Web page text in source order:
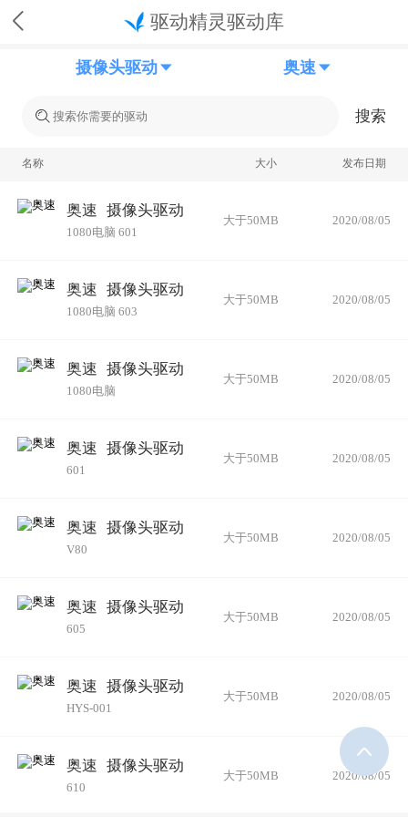
驱动精灵驱动库
摄像头驱动 奥速
搜索
名称 大小 发布日期
奥速 摄像头驱动
1080电脑 601
大于50MB 2020/08/05
奥速 摄像头驱动
1080电脑 603
大于50MB 2020/08/05
奥速 摄像头驱动
1080电脑
大于50MB 2020/08/05
奥速 摄像头驱动
601
大于50MB 2020/08/05
奥速 摄像头驱动
V80
大于50MB 2020/08/05
奥速 摄像头驱动
605
大于50MB 2020/08/05
奥速 摄像头驱动
HYS-001
大于50MB 2020/08/05
奥速 摄像头驱动
610
大于50MB 2020/08/05